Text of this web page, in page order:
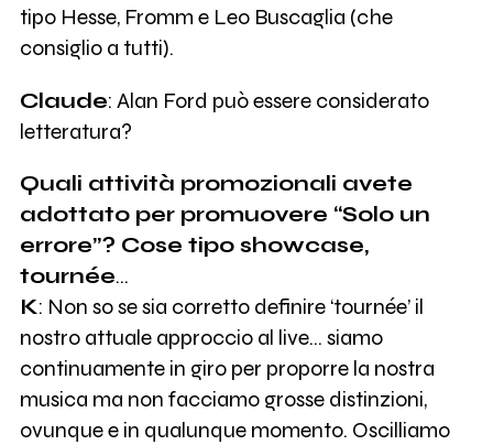
tipo Hesse, Fromm e Leo Buscaglia (che
consiglio a tutti).
Claude: Alan Ford può essere considerato
letteratura?
Quali attività promozionali avete
adottato per promuovere “Solo un
errore”? Cose tipo showcase,
tournée…
K: Non so se sia corretto definire ‘tournée’ il
nostro attuale approccio al live… siamo
continuamente in giro per proporre la nostra
musica ma non facciamo grosse distinzioni,
ovunque e in qualunque momento. Oscilliamo